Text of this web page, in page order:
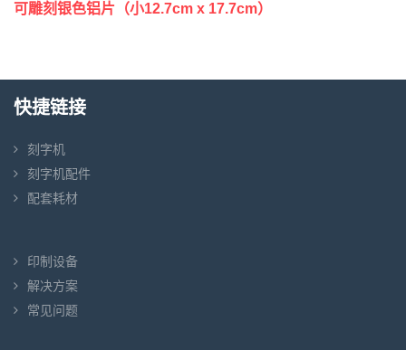
可雕刻银色铝片（小12.7cm x 17.7cm）
快捷链接
刻字机
刻字机配件
配套耗材
印制设备
解决方案
常见问题